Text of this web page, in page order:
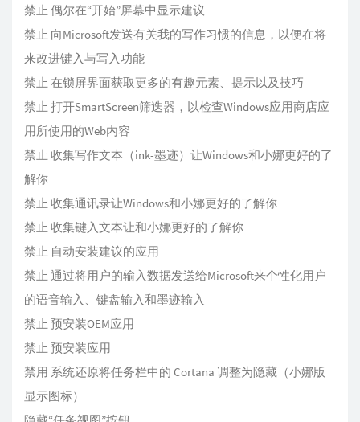
禁止 偶尔在“开始”屏幕中显示建议
禁止 向Microsoft发送有关我的写作习惯的信息，以便在将
来改进键入与写入功能
禁止 在锁屏界面获取更多的有趣元素、提示以及技巧
禁止 打开SmartScreen筛迭器，以检查Windows应用商店应
用所使用的Web内容
禁止 收集写作文本（ink-墨迹）让Windows和小娜更好的了
解你
禁止 收集通讯录让Windows和小娜更好的了解你
禁止 收集键入文本让和小娜更好的了解你
禁止 自动安装建议的应用
禁止 通过将用户的输入数据发送给Microsoft来个性化用户
的语音输入、键盘输入和墨迹输入
禁止 预安装OEM应用
禁止 预安装应用
禁用 系统还原将任务栏中的 Cortana 调整为隐藏（小娜版
显示图标）